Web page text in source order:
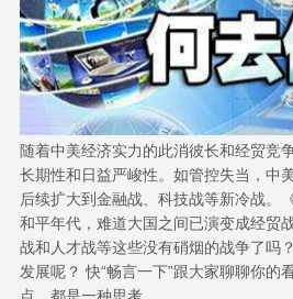
随着中美经济实力的此消彼长和经贸竞
长期性和日益严峻性。如管控失当，中
后续扩大到金融战、科技战​等新冷战。
和平年代，难道大国之间已演变成经贸
战和人才战等​这些没有硝烟的战争了吗
发展呢？ 快“畅言一下”跟大家聊聊你的